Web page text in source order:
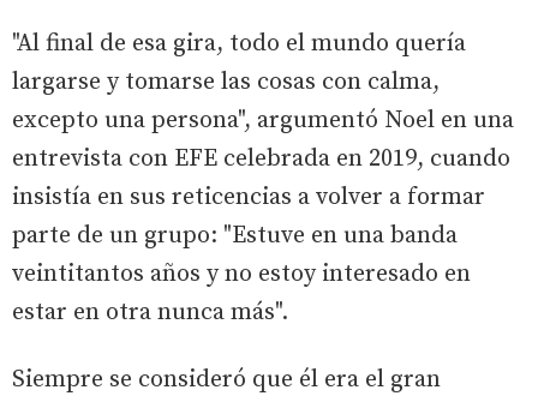
"Al final de esa gira, todo el mundo quería
largarse y tomarse las cosas con calma,
excepto una persona", argumentó Noel en una
entrevista con EFE celebrada en 2019, cuando
insistía en sus reticencias a volver a formar
parte de un grupo: "Estuve en una banda
veintitantos años y no estoy interesado en
estar en otra nunca más".
Siempre se consideró que él era el gran